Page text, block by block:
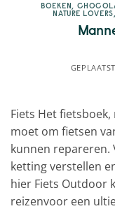
BOEKEN,
NATURE LOVERS,
Fiets Het
moet om fietsen
kunnen repareren.
ketting verstellen
hier Fiets Outdoor
reizenvoor een